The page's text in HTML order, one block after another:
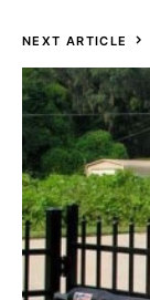
NEXT ARTICLE